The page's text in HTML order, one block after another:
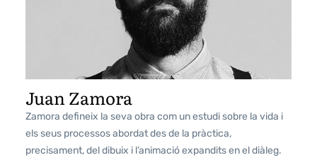
Juan Zamora
Zamora defineix la seva obra com un estudi sobre la vida i
els seus processos abordat des de la pràctica,
precisament, del dibuix i l’animació expandits en el diàleg.